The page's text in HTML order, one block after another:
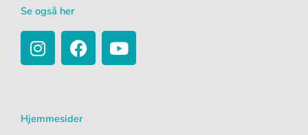
Se også her
I
n
s
g
F
a
c
o
Y
o
u
Hjemmesider